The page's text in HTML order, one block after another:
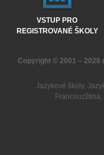
VSTUP PRO
REGISTROVANÉ ŠKOLY
Copyright © 2001 – 2026
Jazykové školy,
Francouzština,